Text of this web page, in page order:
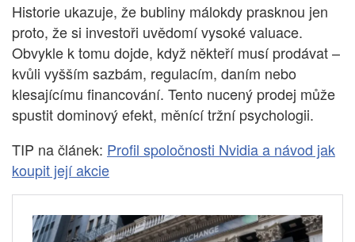
Historie ukazuje, že bubliny málokdy prasknou jen
proto, že si investoři uvědomí vysoké valuace.
Obvykle k tomu dojde, když někteří musí prodávat –
kvůli vyšším sazbám, regulacím, daním nebo
klesajícímu financování. Tento nucený prodej může
spustit dominový efekt, měnící tržní psychologii.
TIP na článek: Profil spoločnosti Nvidia a návod jak
koupit její akcie